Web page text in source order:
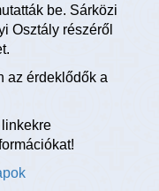
be. Sárközi
Osztály részéről
az érdeklődők a